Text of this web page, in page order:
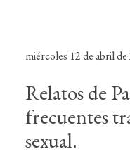
miércoles 12 de abril
Relatos de
frecuentes
sexual.